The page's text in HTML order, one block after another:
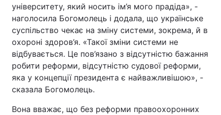
університету, який носить ім’я мого прадіда», -
наголосила Богомолець і додала, що українське
суспільство чекає на зміну системи, зокрема, й в
охороні здоров’я. «Такої зміни системи не
відбувається. Це пов’язано з відсутністю бажання
робити реформи, відсутністю судової реформи,
яка у концепції президента є найважливішою», -
сказала Богомолець.
Вона вважає, що без реформи правоохоронних